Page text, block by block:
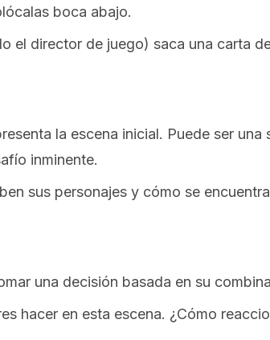
boca abajo.
el director de juego) saca una carta
la escena inicial. Puede ser una
inminente.
sus personajes y cómo se
una decisión basada en su
hacer en esta escena. ¿Cómo